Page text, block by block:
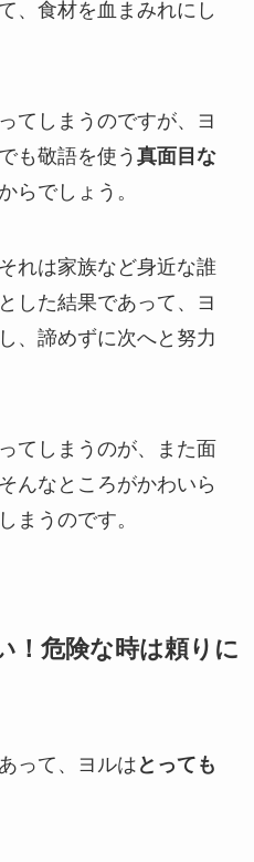
、食材を血まみれにし
てしまうのですが、ヨ
も敬語を使う 真面目な
らでしょう。
れは家族など身近な誰
した結果であって、ヨ
、諦めずに次へと努力
てしまうのが、また面
んなところがかわいら
まうのです。
！危険な時は頼りに
って、ヨルは とっても